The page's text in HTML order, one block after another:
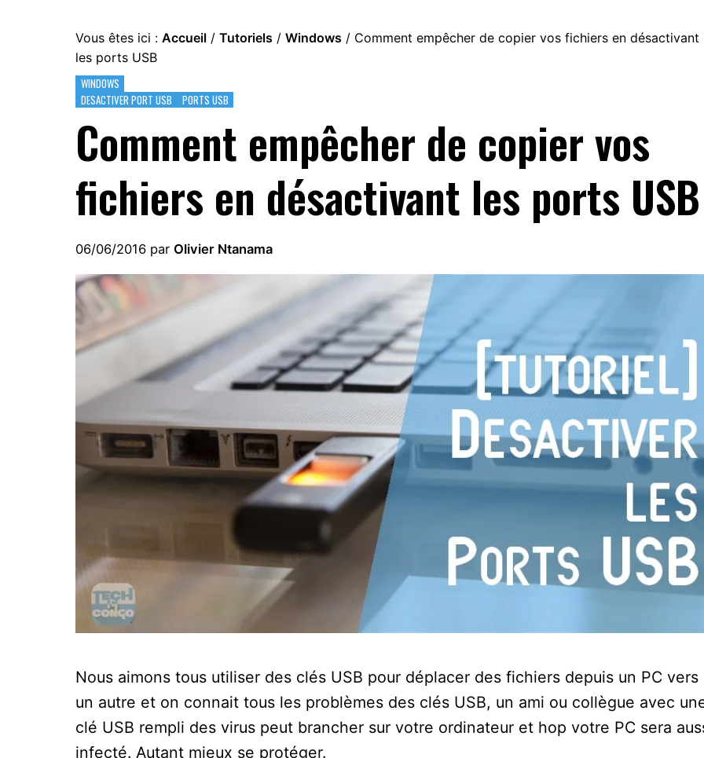
Vous êtes ici : Accueil / Tutoriels / Windows / Comment empêcher de copier vos fichiers en désactivant
les ports USB
WINDOWS
DESACTIVER PORT USB
PORTS USB
Comment empêcher de copier vos
fichiers en désactivant les ports USB
06/06/2016 par Olivier Ntanama
Nous aimons tous utiliser des clés USB pour déplacer des fichiers depuis un PC vers
un autre et on connait tous les problèmes des clés USB, un ami ou collègue avec
clé USB rempli des virus peut brancher sur votre ordinateur et hop votre PC sera
infecté. Autant mieux se protéger.